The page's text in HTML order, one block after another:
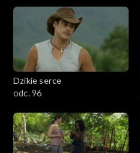
Dzikie serce
odc. 96